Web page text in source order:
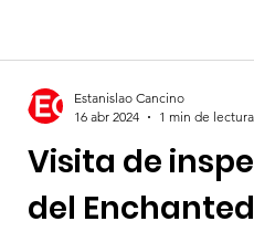
Visita de
del
Estanislao Cancino
16 abr 2024
1 min de lectura